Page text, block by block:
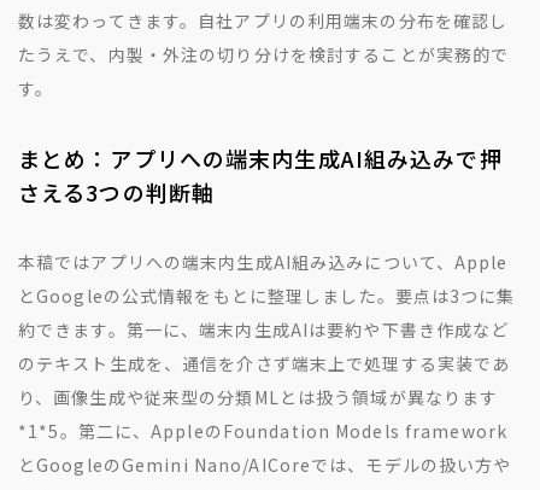
数は変わってきます。自社アプリの利用端末の分布を確認し
たうえで、内製・外注の切り分けを検討することが実務的で
す。
まとめ：アプリへの端末内生成AI組み込みで押
さえる3つの判断軸
本稿ではアプリへの端末内生成AI組み込みについて、Apple
とGoogleの公式情報をもとに整理しました。要点は3つに集
約できます。第一に、端末内生成AIは要約や下書き作成など
のテキスト生成を、通信を介さず端末上で処理する実装であ
り、画像生成や従来型の分類MLとは扱う領域が異なります
*1 *5。第二に、AppleのFoundation Models framework
とGoogleのGemini Nano/AICoreでは、モデルの扱い方や